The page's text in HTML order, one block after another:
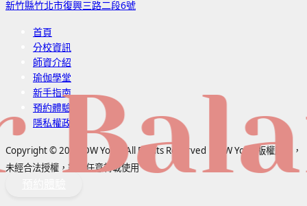
新竹縣竹北市復興三路二段6號
首頁
分校資訊
師資介紹
瑜伽學堂
新手指南
預約體驗
隱私權政策
Copyright © 2025 DW Yoga, All Rights Reserved | DW Yoga 版權所有，
未經合法授權，請勿任意轉載使用